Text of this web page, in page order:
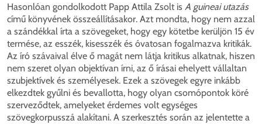
Hasonlóan gondolkodott Papp Attila Zsolt is A guineai utazás
című könyvének összeállításakor. Azt mondta, hogy nem azzal
a szándékkal írta a szövegeket, hogy egy kötetbe kerüljön 15 év
termése, az esszék, kisesszék és óvatosan fogalmazva kritikák.
Az író szávaival élve ő magát nem látja kritikus alkatnak, hiszen
nem szeret olyan objektívan írni, az ő írásai ehelyett vállaltan
szubjektívek és személyesek. Ezek a szövegek egyre inkább
elkezdtek gyűlni és bevallotta, hogy olyan csomópontok köré
szerveződtek, amelyeket érdemes volt egységes
szövegkorpusszá alakítani. A szerkesztés során az jelentette a